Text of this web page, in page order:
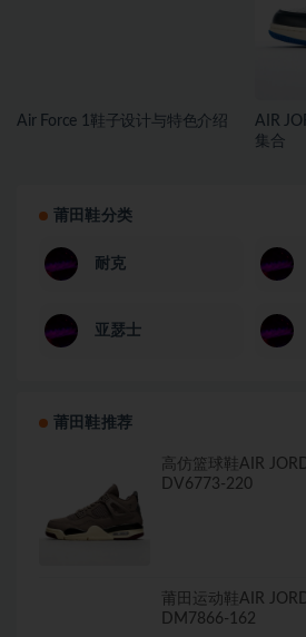
Air Force 1鞋子设计与特色介绍
AIR
集合
莆田鞋分类
耐克
亚瑟士
莆田鞋推荐
高仿篮球鞋AIR
DV6773-220
莆田运动鞋AIR
DM7866-162